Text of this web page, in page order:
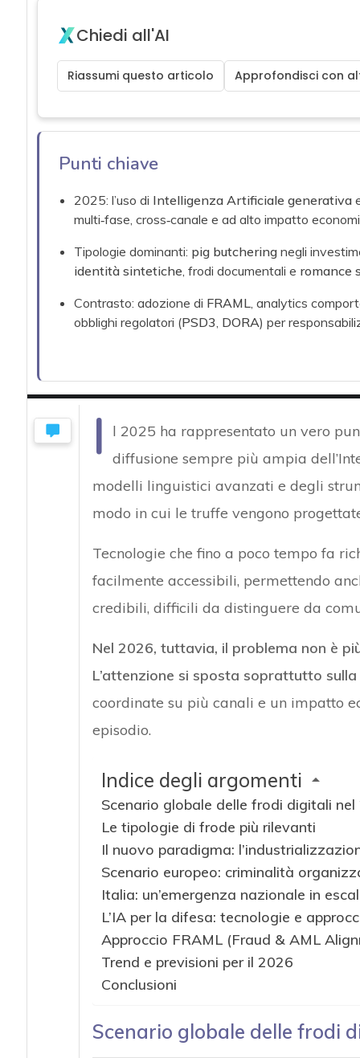
Chiedi all'AI
Riassumi questo articolo Approfondisci con
Punti chiave
2025: l’uso di Intelligenza Artificiale generativa
multi‑fase, cross‑canale e ad alto impatto
Tipologie dominanti: pig butcheringnegli
identità sintetiche , frodi documentali e romance
Contrasto: adozione di FRAML, analytics
obblighi regolatori (PSD3 DORA) per
I
l 2025 ha rappresentato un vero
diffusione sempre più ampia
modelli linguistici avanzati e degli
modo in cui le truffe vengono
Tecnologie che fino a poco tempo fa
facilmente accessibili, permettendo
credibili, difficili da distinguere da
Nel 2026, tuttavia, il problema non è
L’attenzione si sposta soprattutto
coordinate su più canali e un impatto
episodio.
Indice degli argomenti
Scenario globale delle frodi digitali
Le tipologie di frode più rilevanti
Il nuovo paradigma:
Scenario europeo: criminalità
Italia: un’emergenza nazionale in
L’IA per la difesa: tecnologie e
Approccio FRAML (Fraud & AML
Trend e previsioni per il 2026
Conclusioni
Scenario globale delle frodi